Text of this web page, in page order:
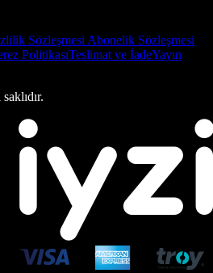
Sözleşmesi Abonelik Sözleşmesi
PolitikasıTeslimat ve İadeYayın